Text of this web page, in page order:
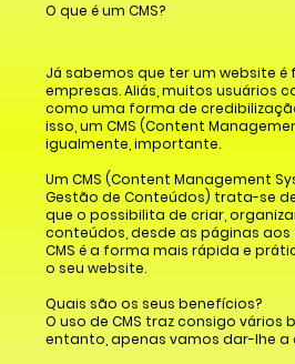
O que é um CMS?
Já sabemos que ter um website
empresas. Aliás, muitos usuários
como uma forma de
isso, um CMS (Content
igualmente, importante.
Um CMS (Content Management
Gestão de Conteúdos) trata-se
que o possibilita de criar,
conteúdos, desde as páginas aos
CMS é a forma mais rápida e
o seu website.
Quais são os seus benefícios?
O uso de CMS traz consigo vários
entanto, apenas vamos dar-lhe a